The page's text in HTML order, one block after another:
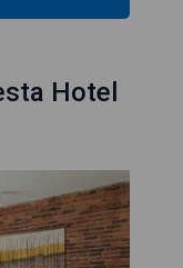
Hotel